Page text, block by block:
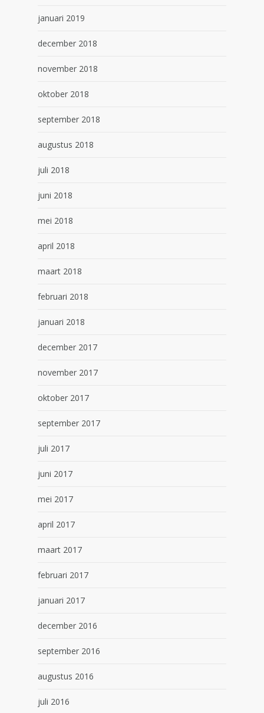
januari 2019
december 2018
november 2018
oktober 2018
september 2018
augustus 2018
juli 2018
juni 2018
mei 2018
april 2018
maart 2018
februari 2018
januari 2018
december 2017
november 2017
oktober 2017
september 2017
juli 2017
juni 2017
mei 2017
april 2017
maart 2017
februari 2017
januari 2017
december 2016
september 2016
augustus 2016
juli 2016